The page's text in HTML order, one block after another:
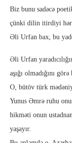
Biz bunu sadəcə
çünki dilin itirdiyi hər
Əli Urfan bax, bu
Əli Urfan
aşığı olmadığını
O, bütöv türk
Yunus Əmrə ruhu
hikməti onun
yaşayır.